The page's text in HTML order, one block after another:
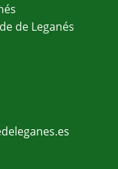
de Leganés